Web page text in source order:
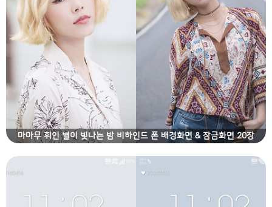
마마무 휘인 별이 빛나는 밤 비하인드 폰 배경화면 & 잠금화면 20장